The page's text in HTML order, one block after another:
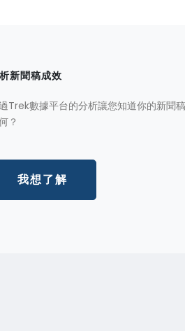
新聞稿成效
Trek數據平台的分析讓您知道你的新聞
？
我想了解